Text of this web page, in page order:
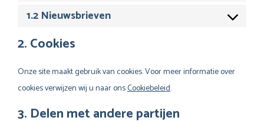
1.2 Nieuwsbrieven
2. Cookies
Onze site maakt gebruik van cookies. Voor meer informatie over
cookies verwijzen wij u naar onsCookiebeleid.
3. Delen met andere partijen